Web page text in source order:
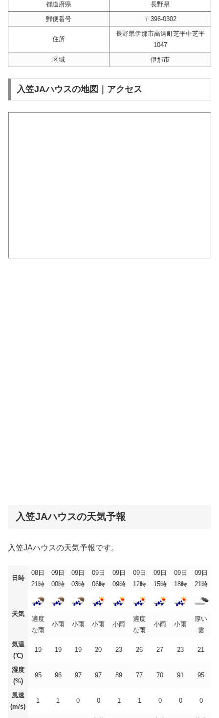
都道府県
長野県
郵便番号
〒396-0302
住所
長野県伊那市高遠町芝平中芝平
1047
区域
伊那市
入笠JAハウスの地図｜アクセス
入笠JAハウスの天気予報
入笠JAハウスの天気予報です。
日時
08日
21時
09日
00時
09日
03時
09日
06時
09日
09時
09日
12時
09日
15時
09日
18時
09日
21時
天気
適度
な雨
小雨 小雨 小雨 小雨
適度
な雨
小雨 小雨
厚い
雲
気温
(℃)
19 19 19 20 23 26 27 23 21
湿度
(%)
95 96 97 97 89 77 70 91 95
風速
(m/s)
1 1 0 0 1 1 0 0 0